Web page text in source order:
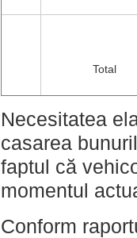
Total
Necesitatea
casarea
faptul că
momentul
Conform